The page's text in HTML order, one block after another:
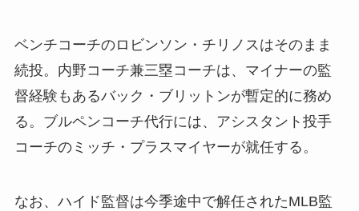
ベンチコーチのロビンソン・チリノスはそのまま
続投。内野コーチ兼三塁コーチは、マイナーの監
督経験もあるバック・ブリットンが暫定的に務め
る。ブルペンコーチ代行には、アシスタント投手
コーチのミッチ・プラスマイヤーが就任する。
なお、ハイド監督は今季途中で解任されたMLB監